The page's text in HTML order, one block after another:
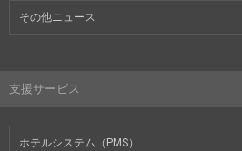
その他ニュース
支援サービス
ホテルシステム（PMS）